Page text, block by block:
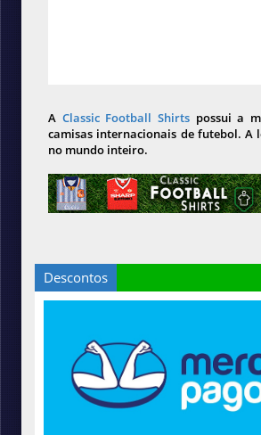
A Classic Football Shirts possui a
camisas internacionais de futebol. A
no mundo inteiro.
Descontos